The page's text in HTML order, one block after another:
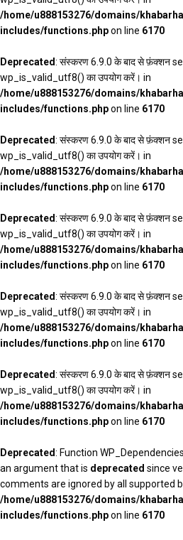
/home/u888153276/domains/
includes/functions.phpon line 6170
Deprecated: संस्करण 6.9.0 के बाद से फ़ंक्शन
wp_is_valid_utf8() का उपयोग करें। in
/home/u888153276/domains/
includes/functions.phpon line 6170
Deprecated: संस्करण 6.9.0 के बाद से फ़ंक्शन
wp_is_valid_utf8() का उपयोग करें। in
/home/u888153276/domains/
includes/functions.phpon line 6170
Deprecated: संस्करण 6.9.0 के बाद से फ़ंक्शन
wp_is_valid_utf8() का उपयोग करें। in
/home/u888153276/domains/
includes/functions.phpon line 6170
Deprecated: संस्करण 6.9.0 के बाद से फ़ंक्शन
wp_is_valid_utf8() का उपयोग करें। in
/home/u888153276/domains/
includes/functions.phpon line 6170
Deprecated: संस्करण 6.9.0 के बाद से फ़ंक्शन
wp_is_valid_utf8() का उपयोग करें। in
/home/u888153276/domains/
includes/functions.phpon line 6170
Deprecated: Function
an argument that is deprecated since
comments are ignored by all supported
/home/u888153276/domains/
includes/functions.phpon line 6170